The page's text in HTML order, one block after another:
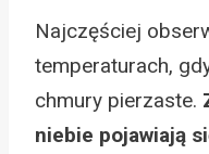
Najczęściej
temperaturach,
chmury pierzaste.
niebie pojawiają